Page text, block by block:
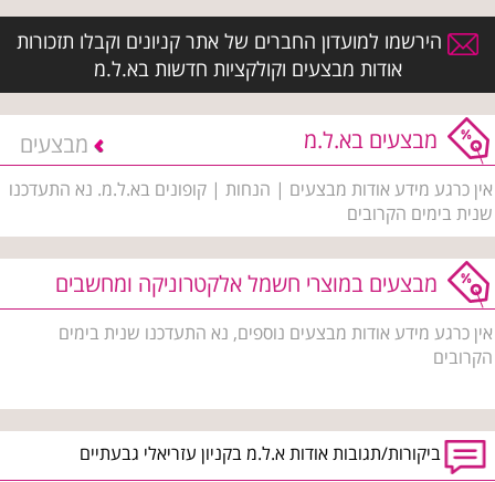
הירשמו למועדון החברים של אתר קניונים וקבלו תזכורות
אודות מבצעים וקולקציות חדשות בא.ל.מ
מבצעים בא.ל.מ מבצעים
אין כרגע מידע אודות מבצעים | הנחות | קופונים בא.ל.מ. נא התעדכנו
שנית בימים הקרובים
מבצעים במוצרי חשמל אלקטרוניקה ומחשבים
אין כרגע מידע אודות מבצעים נוספים, נא התעדכנו שנית בימים
הקרובים
ביקורות/תגובות אודות א.ל.מ בקניון עזריאלי גבעתיים